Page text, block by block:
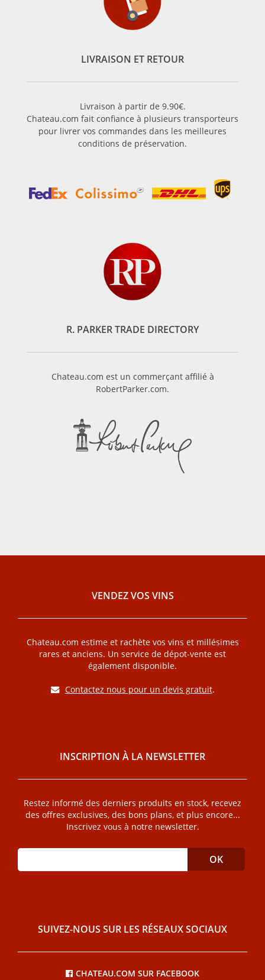
LIVRAISON ET RETOUR
Livraison à partir de 9.90€.
Chateau.com fait confiance à plusieurs transporteurs
pour livrer vos commandes dans les meilleures
conditions de préservation.
R. PARKER TRADE DIRECTORY
Chateau.com est un commerçant affilié à
RobertParker.com.
VENDEZ VOS VINS
Chateau.com estime et rachète vos vins et millésimes
rares et anciens. Un service de dépot-vente est
également disponible.
Contactez nous pour un devis gratuit.
INSCRIPTION À LA NEWSLETTER
Restez informé des derniers produits en stock, recevez
des offres exclusives, des bons plans, et plus encore...
Inscrivez vous à notre newsletter.
SUIVEZ-NOUS SUR LES RÉSEAUX SOCIAUX
CHATEAU.COM SUR FACEBOOK